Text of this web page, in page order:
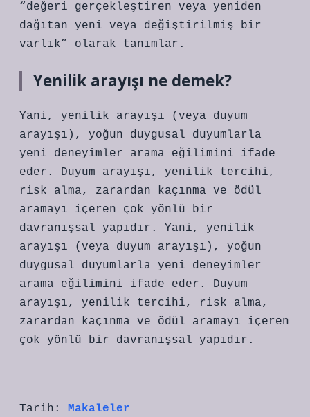
“değeri gerçekleştiren veya yeniden
dağıtan yeni veya değiştirilmiş bir
varlık” olarak tanımlar.
Yenilik arayışı ne demek?
Yani, yenilik arayışı (veya duyum
arayışı), yoğun duygusal duyumlarla
yeni deneyimler arama eğilimini ifade
eder. Duyum ​​arayışı, yenilik tercihi,
risk alma, zarardan kaçınma ve ödül
aramayı içeren çok yönlü bir
davranışsal yapıdır. Yani, yenilik
arayışı (veya duyum arayışı), yoğun
duygusal duyumlarla yeni deneyimler
arama eğilimini ifade eder. Duyum ​​
arayışı, yenilik tercihi, risk alma,
zarardan kaçınma ve ödül aramayı içeren
çok yönlü bir davranışsal yapıdır.
Tarih: Makaleler